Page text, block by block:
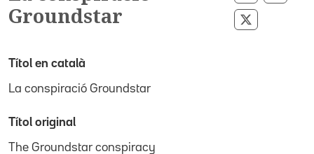
Groundstar
Compartir
Títol en català
La conspiració Groundstar
Títol original
The Groundstar conspiracy